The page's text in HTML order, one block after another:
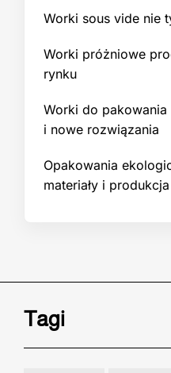
Worki sous vide nie
Worki próżniowe
rynku
Worki do
i nowe rozwiązania
Opakowania
materiały i produkcja
Tagi